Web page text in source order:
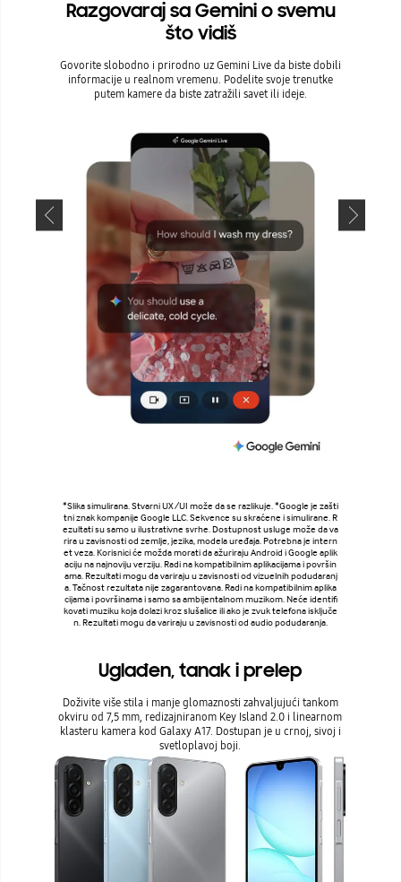
Razgovaraj sa Gemini o svemu
što vidiš
Govorite slobodno i prirodno uz Gemini Live da biste dobili
informacije u realnom vremenu. Podelite svoje trenutke
putem kamere da biste zatražili savet ili ideje.
*Slika simulirana. Stvarni UX/UI može da se razlikuje. *Google je zašti
tni znak kompanije Google LLC. Sekvence su skraćene i simulirane. R
ezultati su samo u ilustrativne svrhe. Dostupnost usluge može da va
rira u zavisnosti od zemlje, jezika, modela uređaja. Potrebna je intern
et veza. Korisnici će možda morati da ažuriraju Android i Google aplik
aciju na najnoviju verziju. Radi na kompatibilnim aplikacijama i površin
ama. Rezultati mogu da variraju u zavisnosti od vizuelnih podudaranj
a. Tačnost rezultata nije zagarantovana. Radi na kompatibilnim aplika
cijama i površinama i samo sa ambijentalnom muzikom. Neće identifi
kovati muziku koja dolazi kroz slušalice ili ako je zvuk telefona isključe
n. Rezultati mogu da variraju u zavisnosti od audio podudaranja.
Uglađen, tanak i prelep
Doživite više stila i manje glomaznosti zahvaljujući tankom
okviru od 7,5 mm, redizajniranom Key Island 2.0 i linearnom
klasteru kamera kod Galaxy A17. Dostupan je u crnoj, sivoj i
svetloplavoj boji.